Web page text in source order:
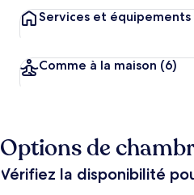
Services et équipements
Comme à la maison (6)
Options de
Vérifiez la disponibilité